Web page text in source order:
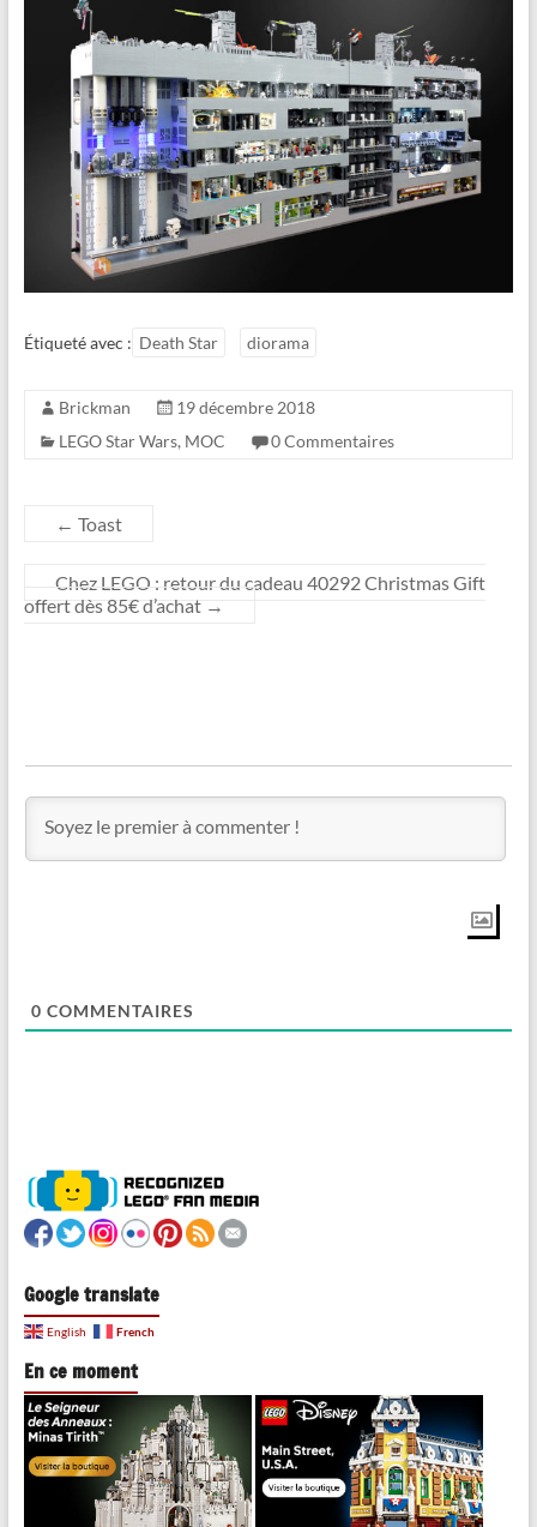
Étiqueté avec : Death Star diorama
Brickman
19 décembre 2018
LEGO Star Wars, MOC 0 Commentaires
← Toast
Chez LEGO : retour du cadeau 40292 Christmas Gift
offert dès 85€ d’achat →
0 COMMENTAIRES
Google translate
English French
En ce moment